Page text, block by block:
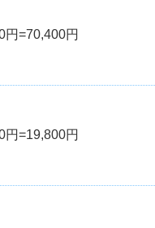
円=70,400円
円=19,800円